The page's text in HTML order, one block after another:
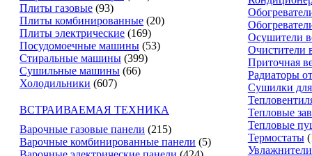
Плиты газовые (93)
Плиты комбинированные (20)
Плиты электрические (169)
Посудомоечные машины (53)
Стиральные машины (399)
Сушильные машины (66)
Холодильники (607)
ВСТРАИВАЕМАЯ ТЕХНИКА
Варочные газовые панели (215)
Варочные комбинированные панели (5)
Осушители
Очистители
Приточная
Радиаторы
Сушилки
Тепловые
Тепловые
Термостаты